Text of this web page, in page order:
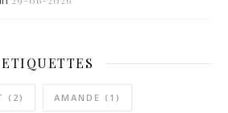
ETIQUETTES
(2) AMANDE (1)